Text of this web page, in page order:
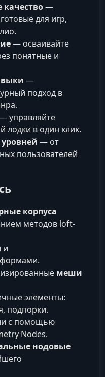
качество—
для игр,
— осваивайте
понятные и
—
подход в
управляйте
лодки в один клик.
— от
пользователей
корпуса
методов loft-
и
меши
элементы:
подпорки.
с помощью
Nodes.
нодовые